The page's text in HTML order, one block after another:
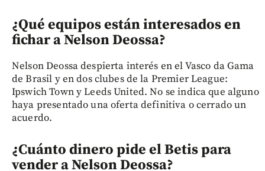
¿Qué equipos están interesados en
fichar a Nelson Deossa?
Nelson Deossa despierta interés en el Vasco da Gama
de Brasil y en dos clubes de la Premier League:
Ipswich Town y Leeds United. No se indica que alguno
haya presentado una oferta definitiva o cerrado un
acuerdo.
¿Cuánto dinero pide el Betis para
vender a Nelson Deossa?